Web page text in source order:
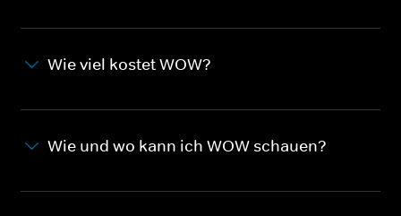
Wie viel kostet WOW?
Wie und wo kann ich WOW schauen?